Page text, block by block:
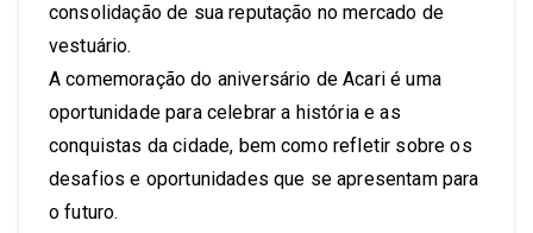
consolidação de sua reputação no mercado de
vestuário.
A comemoração do aniversário de Acari é uma
oportunidade para celebrar a história e as
conquistas da cidade, bem como refletir sobre os
desafios e oportunidades que se apresentam para
o futuro.